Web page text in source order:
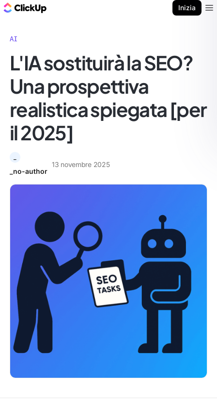
Inizia
AI
L'IA sostituirà la SEO?
Una prospettiva
realistica spiegata [per
il 2025]
_no-author
13 novembre 2025